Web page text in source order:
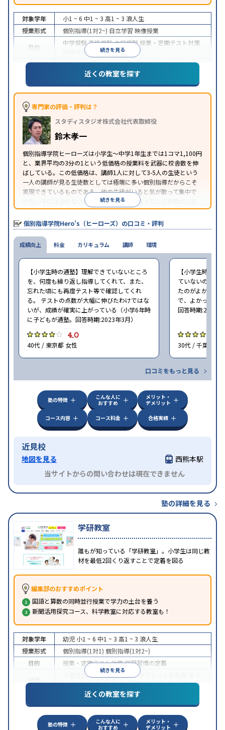
続きを見る
対象学年 小1 ~ 6 中1 ~ 3 高1 ~ 3 浪人生
授業形式
個別指導(1対2~) 自立学習 映像授業
目的
中学受験高校受験大学受験 授業・定期テスト対策
内申点対策
学習習慣の定着
中高一貫校生に対応成績保証制度あり授業の振替
1科目から受講可能 季節講習のみの受講可
※2023年3月調査。小学校高学年の個別指導塾アンケート調査方法を参
照
近くの教室を探す
専門家の評価・評判は？
スタディスタジオ株式会社代表取締役
鈴木孝一
個別指導学院ヒーローズは小学生〜中学1年生までは1コマ1,100円
と、業界平均の3分の1という低価格の授業料を武器に校舎数を伸
ばしている。この低価格は、講師1人に対して3-5人の生徒という
一人の講師が見る生徒数としては極端に多い個別指導だからこそ
実現できているものである。他の生徒がいると気が散って集中で
きない子には合わないが、周りに一緒に頑張っている仲間がいる
ほうが頑張れるタイプの子にはとてもコスパがいいと言える。
続きを見る
個別指導学院Hero’s（ヒーローズ）の口コミ・評判
成績向上
【小学生時の通塾】理解できていないところ
を、何度も繰り返し指導してくれて、また、
忘れた頃にも再度テスト等で確認してくれ
る。 テストの点数が大幅に伸びたわけではな
いが、成績が確実に上がっている（小学6年時
に子どもが通塾。回答時期:2023年3月）
4.0
40代 / 東京都 女性
【小学生時の通
ていないので、
たのがよかった
で、よかった（
回答時期:2023
30代 / 千葉県 女
口コミをもっと見る
料金 カリキュラム 講師 環境
塾の特徴
こんな人に
おすすめ
メリット・
デメリット
コース内容
コース料金 合格実績
近見校
地図を見る
西熊本駅
当サイトからの問い合わせは現在できません
塾の詳細を見る
学研教室
誰もが知っている「学研教室」。小学生は同じ教
材を最低2回くり返すことで定着を図る
編集部のおすすめポイント
国語と算数の同時並行授業で学力の土台を養う
新聞活用探究コース、科学教室に対応する教室も！
続きを見る
対象学年 幼児 小1 ~ 6 中1 ~ 3 高1 ~ 3 浪人生
授業形式
個別指導(1対1) 個別指導(1対2~)
目的
授業・定期テスト対策学習習慣の定着
不登校生に対応学習にPC・タブレットを利用
ライン対応
近くの教室を探す
塾の特徴
こんな人に
おすすめ
メリット・
デメリット